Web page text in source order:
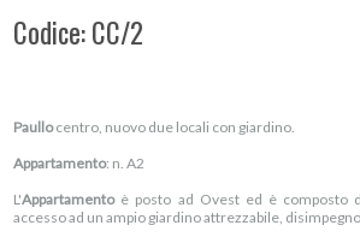
Codice: CC/2
Paullocentro, nuovo due locali con giardino.
Appartamento: n. A2
L'Appartamentoè posto ad Ovest ed è composto
accesso ad un ampio giardino attrezzabile,